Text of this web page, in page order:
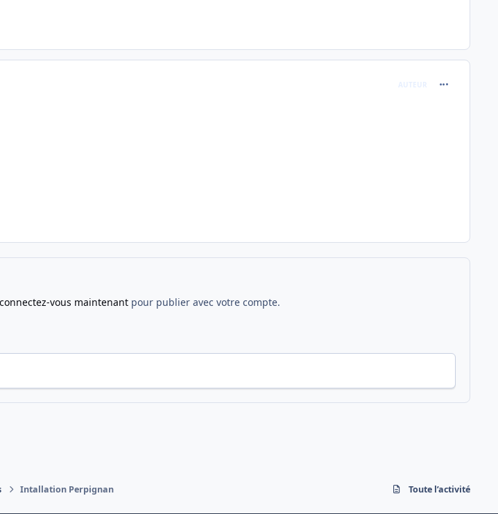
AUTEUR
connectez-vous maintenantpour publier avec votre compte.
Intallation Perpignan Toute l’activité